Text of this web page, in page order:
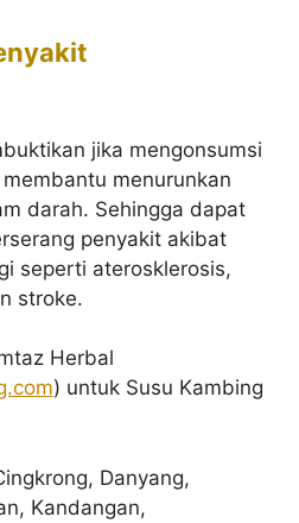
jika mengonsumsi
menurunkan
darah. Sehingga dapat
penyakit akibat
seperti aterosklerosis,
stroke.
Herbal
) untuk Susu Kambing
Danyang,
Kandangan,